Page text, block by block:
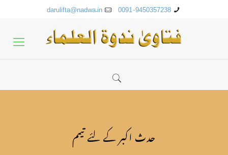
0091-9450357238
darulifta@nadwa.in
حدث اکبر کے لئے تیمم